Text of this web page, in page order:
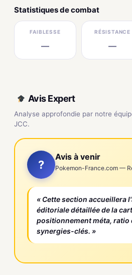
Statistiques de combat
FAIBLESSE
—
RÉSISTANCE
—
Avis Expert
Analyse approfondie par notre
JCC.
?
Avis à venir
Pokemon-France.com —
« Cette section accueillera
éditoriale détaillée de la
positionnement méta, ratio
synergies-clés. »